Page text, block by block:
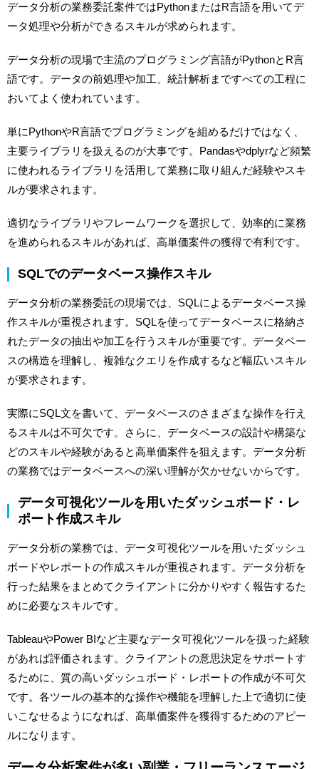
データ分析の業務委託案件ではPythonまたはR言語を用いてデ
ータ処理や分析ができるスキルが求められます。
データ分析の現場で主流のプログラミング言語がPythonとR言
語です。データの前処理や加工、統計解析まですべての工程に
おいてよく使われています。
単にPythonやR言語でプログラミングを組めるだけではなく、
主要ライブラリを扱えるのが大事です。Pandasやdplyrなど頻繁
に使われるライブラリを活用して業務に取り組んだ経験やスキ
ルが要求されます。
適切なライブラリやフレームワークを選択して、効率的に業務
を進められるスキルがあれば、高単価案件の獲得で有利です。
SQLでのデータベース操作スキル
データ分析の業務委託の現場では、SQLによるデータベース操
作スキルが重視されます。SQLを使ってデータベースに格納さ
れたデータの抽出や加工を行うスキルが重要です。データベー
スの構造を理解し、複雑なクエリを作成するなど幅広いスキル
が要求されます。
実際にSQL文を書いて、データベースのさまざまな操作を行え
るスキルは不可欠です。さらに、データベースの設計や構築な
どのスキルや経験があると高単価案件を狙えます。データ分析
の業務ではデータベースへの深い理解が欠かせないからです。
データ可視化ツールを用いたダッシュボード・レ
ポート作成スキル
データ分析の業務では、データ可視化ツールを用いたダッシュ
ボードやレポートの作成スキルが重視されます。データ分析を
行った結果をまとめてクライアントに分かりやすく報告するた
めに必要なスキルです。
TableauやPower BIなど主要なデータ可視化ツールを扱った経験
があれば評価されます。クライアントの意思決定をサポートす
るために、質の高いダッシュボード・レポートの作成が不可欠
です。各ツールの基本的な操作や機能を理解した上で適切に使
いこなせるようになれば、高単価案件を獲得するためのアピー
ルになります。